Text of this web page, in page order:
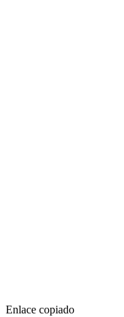
Enlace copiado